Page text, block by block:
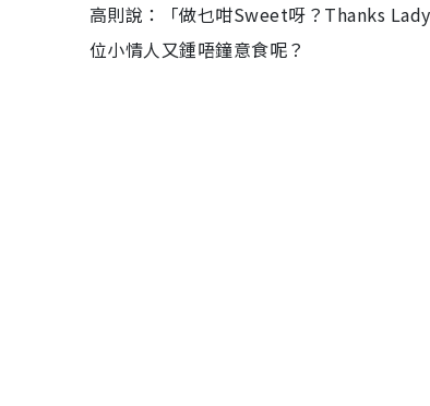
高則說：「做乜咁Sweet呀？Thanks
位小情人又鍾唔鐘意食呢？